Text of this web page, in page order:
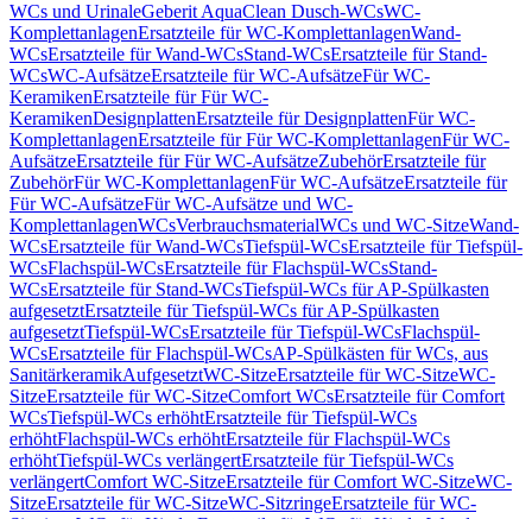
WCs und UrinaleGeberit AquaClean Dusch-WCsWC-
KomplettanlagenErsatzteile für WC-KomplettanlagenWand-
WCsErsatzteile für Wand-WCsStand-WCsErsatzteile für Stand-
WCsWC-AufsätzeErsatzteile für WC-AufsätzeFür WC-
KeramikenErsatzteile für Für WC-
KeramikenDesignplattenErsatzteile für DesignplattenFür WC-
KomplettanlagenErsatzteile für Für WC-KomplettanlagenFür WC-
AufsätzeErsatzteile für Für WC-AufsätzeZubehörErsatzteile für
ZubehörFür WC-KomplettanlagenFür WC-AufsätzeErsatzteile für
Für WC-AufsätzeFür WC-Aufsätze und WC-
KomplettanlagenWCsVerbrauchsmaterialWCs und WC-SitzeWand-
WCsErsatzteile für Wand-WCsTiefspül-WCsErsatzteile für Tiefspül-
WCsFlachspül-WCsErsatzteile für Flachspül-WCsStand-
WCsErsatzteile für Stand-WCsTiefspül-WCs für AP-Spülkasten
aufgesetztErsatzteile für Tiefspül-WCs für AP-Spülkasten
aufgesetztTiefspül-WCsErsatzteile für Tiefspül-WCsFlachspül-
WCsErsatzteile für Flachspül-WCsAP-Spülkästen für WCs, aus
SanitärkeramikAufgesetztWC-SitzeErsatzteile für WC-SitzeWC-
SitzeErsatzteile für WC-SitzeComfort WCsErsatzteile für Comfort
WCsTiefspül-WCs erhöhtErsatzteile für Tiefspül-WCs
erhöhtFlachspül-WCs erhöhtErsatzteile für Flachspül-WCs
erhöhtTiefspül-WCs verlängertErsatzteile für Tiefspül-WCs
verlängertComfort WC-SitzeErsatzteile für Comfort WC-SitzeWC-
SitzeErsatzteile für WC-SitzeWC-SitzringeErsatzteile für WC-